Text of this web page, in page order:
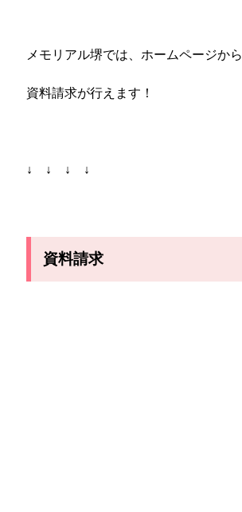
メモリアル堺では、ホームページから
資料請求が行えます！
↓ ↓ ↓ ↓
資料請求